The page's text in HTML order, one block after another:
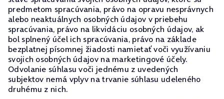
predmetom spracúvania, právo na opravu nesprávnych
alebo neaktuálnych osobných údajov v priebehu
spracúvania, právo na likvidáciu osobných údajov, ak
bol splnený účel ich spracúvania, právo na základe
bezplatnej písomnej žiadosti namietať voči využívaniu
svojich osobných údajov na marketingové účely.
Odvolanie súhlasu voči jednému z uvedených
subjektov nemá vplyv na trvanie súhlasu udeleného
druhému z nich.